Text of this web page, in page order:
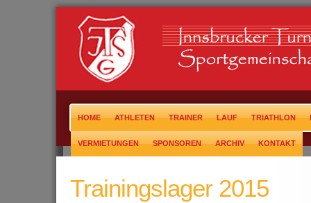
HOME ATHLETEN TRAINER LAUF TRIATHLON
VERMIETUNGEN SPONSOREN ARCHIV KONTAKT
Trainingslager 2015